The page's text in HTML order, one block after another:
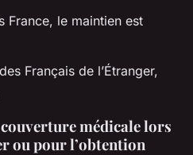
France, le maintien est
Français de l’Étranger,
médicale lors
ou pour l’obtention